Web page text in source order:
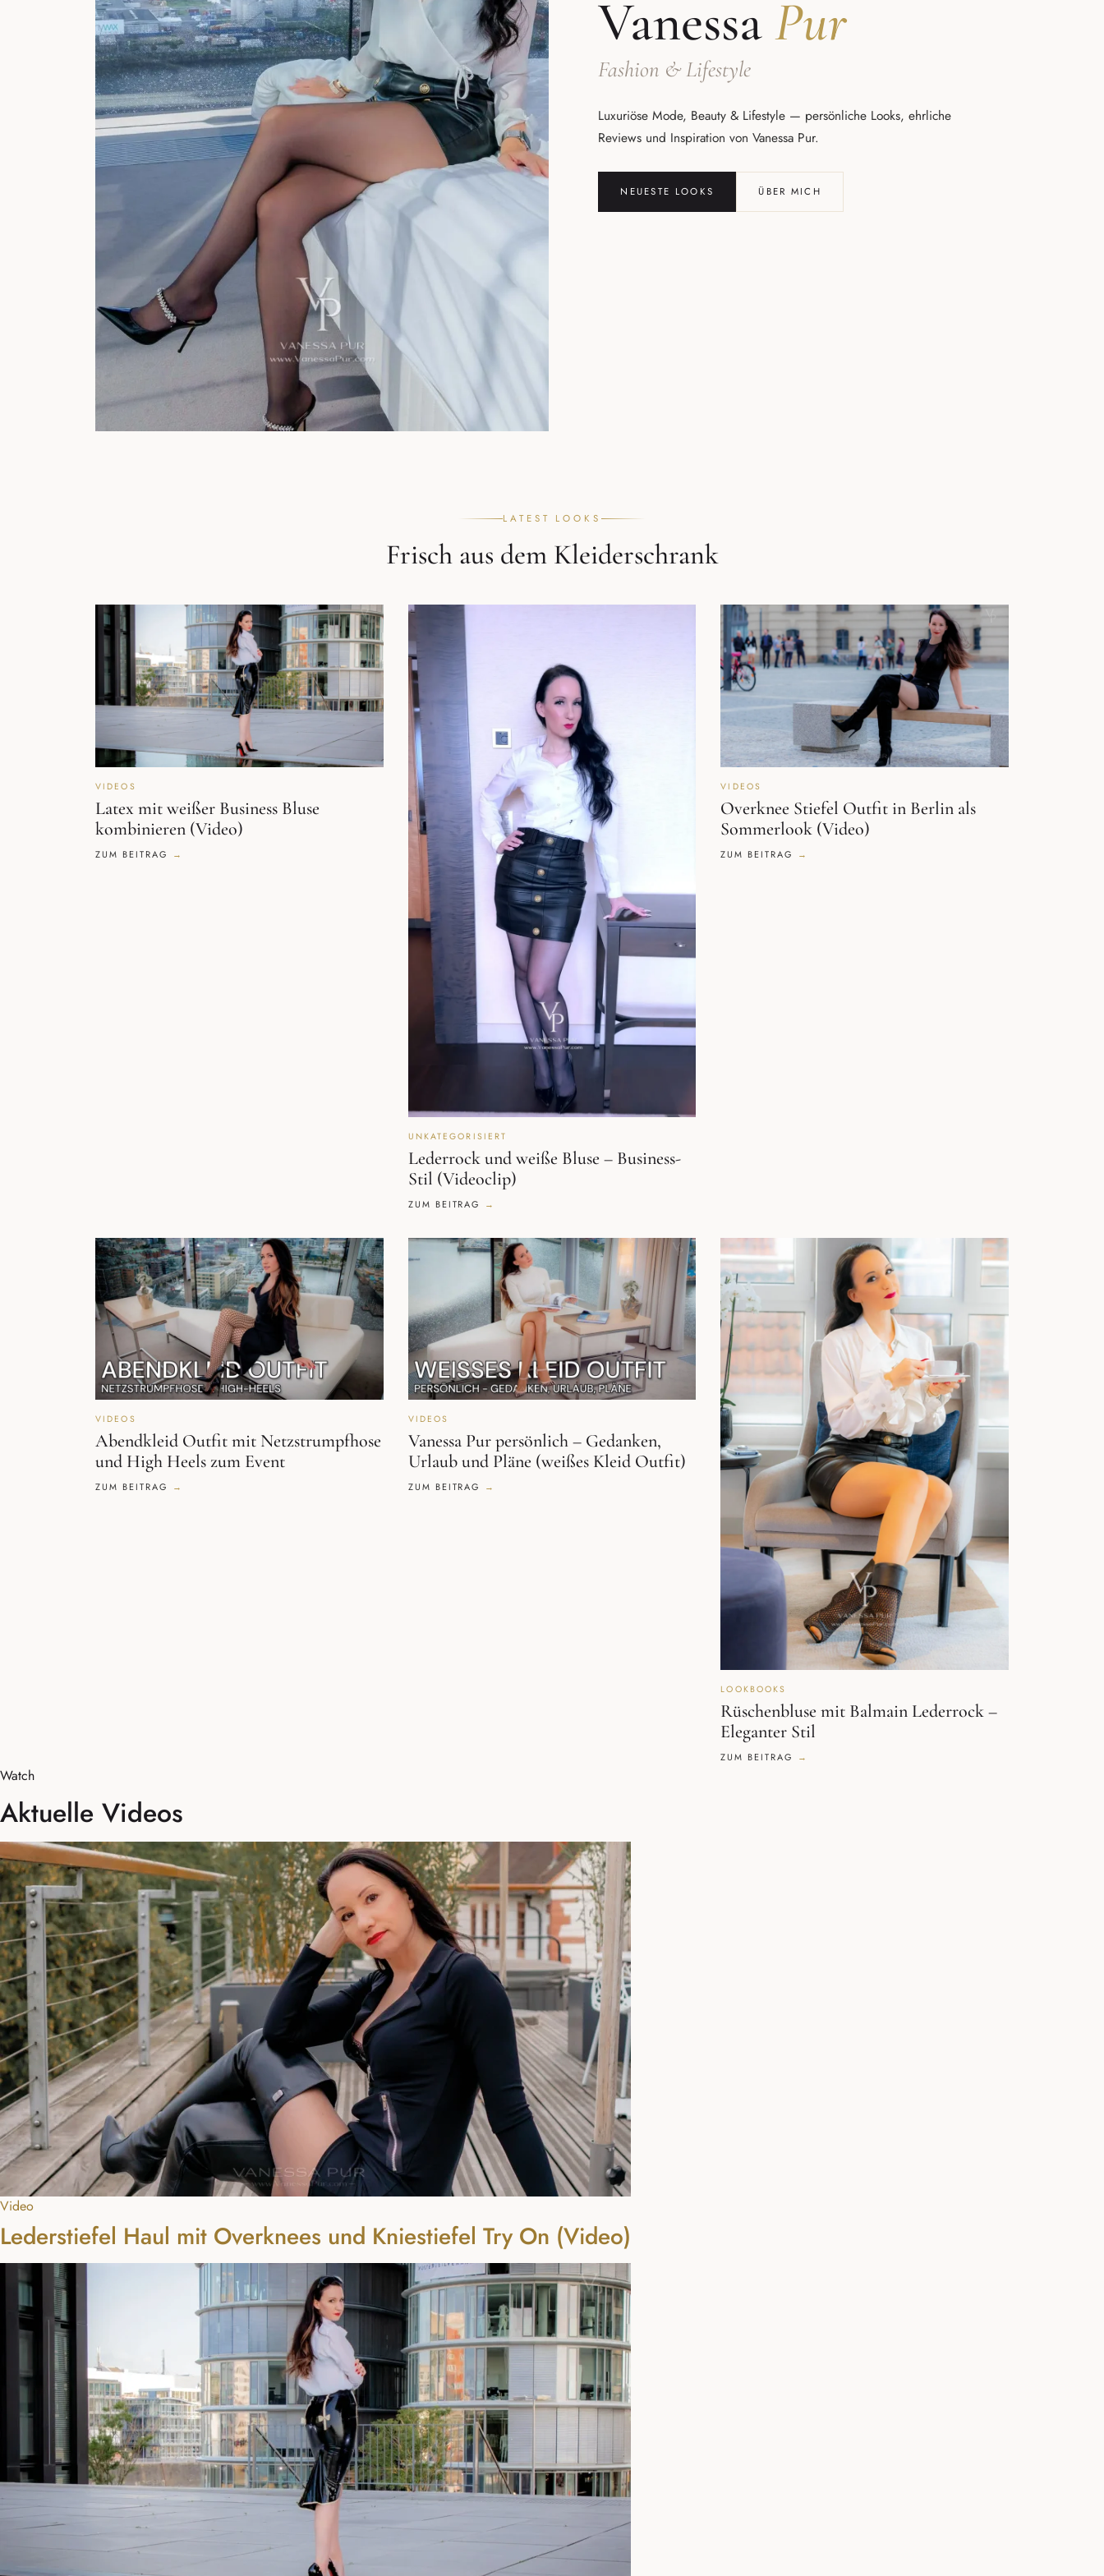
VanessaPur
Fashion & Lifestyle
Luxuriöse Mode, Beauty & Lifestyle — persönliche Looks, ehrliche
Reviews und Inspiration von Vanessa Pur.
NEUESTE LOOKS ÜBER MICH
LATEST LOOKS
Frisch aus dem Kleiderschrank
VIDEOS
Latex mit weißer Business Bluse
kombinieren (Video)
ZUM BEITRAG
UNKATEGORISIERT
Lederrock und weiße Bluse – Business-
Stil (Videoclip)
ZUM BEITRAG
VIDEOS
Overknee Stiefel Outfit in Berlin als
Sommerlook (Video)
ZUM BEITRAG
VIDEOS
Abendkleid Outfit mit Netzstrumpfhose
und High Heels zum Event
ZUM BEITRAG
VIDEOS
Vanessa Pur persönlich – Gedanken,
Urlaub und Pläne (weißes Kleid Outfit)
ZUM BEITRAG
LOOKBOOKS
Rüschenbluse mit Balmain Lederrock –
Eleganter Stil
ZUM BEITRAG
Watch
Aktuelle Videos
Video
Lederstiefel Haul mit Overknees und Kniestiefel Try On (Video)